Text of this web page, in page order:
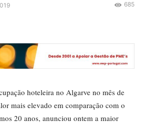
685
hoteleira no Algarve no mês de
mais elevado em comparação com o
20 anos, anunciou ontem a maior